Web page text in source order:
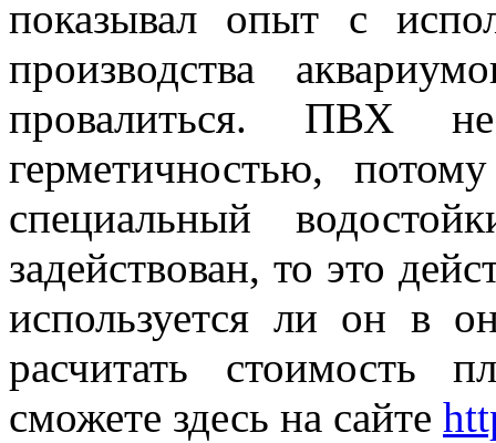
показывал опыт с
производства
провалиться. ПВХ
герметичностью,
специальный
задействован, то это
используется ли он в
расчитать стоимость
сможете здесь на сайте